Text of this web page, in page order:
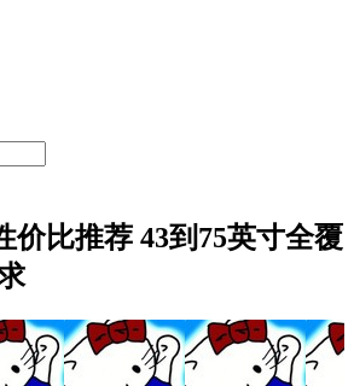
价比推荐 43到75英寸全覆